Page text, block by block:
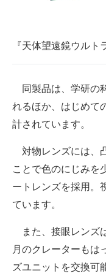
建設×テクノロジーの
『天体望遠鏡ウルト
同製品は、学研の
れるほか、はじめて
計されています。
対物レンズには、
ことで色のにじみを
ートレンズを採用。
ています。
また、接眼レンズ
月のクレーターもは
ズユニットを交換可